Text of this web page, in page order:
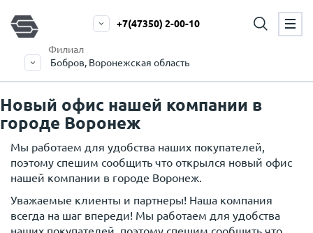
Филиал
Бобров, Воронежская область
+7(47350) 2-00-10
Новый офис нашей компании в
городе Воронеж
Мы работаем для удобства наших покупателей,
поэтому спешим сообщить что открылся новый офис
нашей компании в городе Воронеж.
Уважаемые клиенты и партнеры! Наша компания
всегда на шаг впереди! Мы работаем для удобства